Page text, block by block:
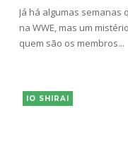
Já há algumas semanas
na WWE, mas um
quem são os membros...
IO SHIRAI